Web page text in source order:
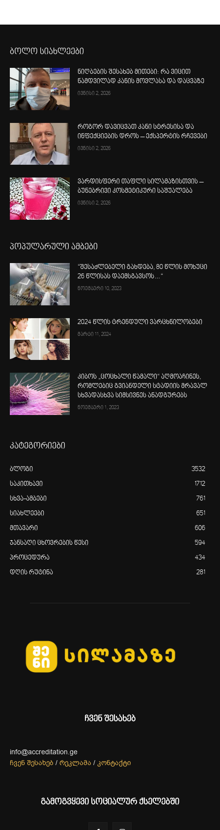
ბოლო სიახლეები
ნიღბების შესახებ მითები: რა ვიცით
ნამდვილად კანის მოვლასა და დაცვაზე
ივნისი 2, 2026
როგორ დავიცვათ კანი სტრესისა და
ინფექციების დროს – ექსპერტის რჩევები
ივნისი 2, 2026
ვარდისფერი თაფლი სილამაზისთვის –
ბუნებრივი კოსმეტიკური საშუალება
ივნისი 2, 2026
პოპულარული ამბები
“შესაძლებელი გახდება, 80 წლის მოხუცი
26 წლისას დაემსგავსოს…“
ნოემბერი 10, 2023
2024 წლის ტრენდული ვარცხნილობები
მარტი 11, 2024
კიბოს „ცოცხალი წამალი“ აღმოაჩინეს,
რომლებიც გვიანდელი სტადიის მრავალ
სხვადასხვა სიმსივნეს ანადგურებს
ნოემბერი 1, 2023
კატეგორიები
ბლოგი 3532
საკითხავი 1712
სხვა-ამბები 761
სიახლეები 651
მთავარი 606
ჯანსაღი ცხოვრების წესი 594
პროცედურა 434
დღის რუტინა 281
ჩვენ შესახებ
info@accreditation.ge
ჩვენ შესახებ / რეკლამა / კონტაქტი
გამოგვყევი სოციალურ ქსელებში